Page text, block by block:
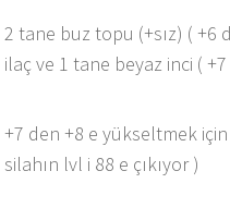
2 tane buz topu (+sız) ( +6
ilaç ve 1 tane beyaz inci (
+7 den +8 e yükseltmek
silahın lvl i 88 e çıkıyor )